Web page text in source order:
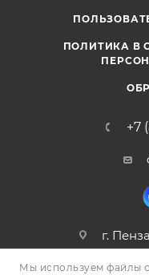
ПОЛИТИКА В
+7
г.
Мы используем файлы